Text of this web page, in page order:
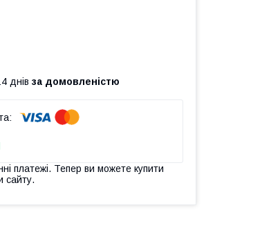
днів за домовленістю
платежі. Тепер ви можете купити
сайту.